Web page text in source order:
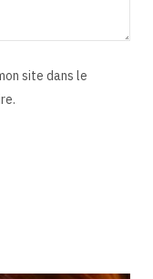
site dans le